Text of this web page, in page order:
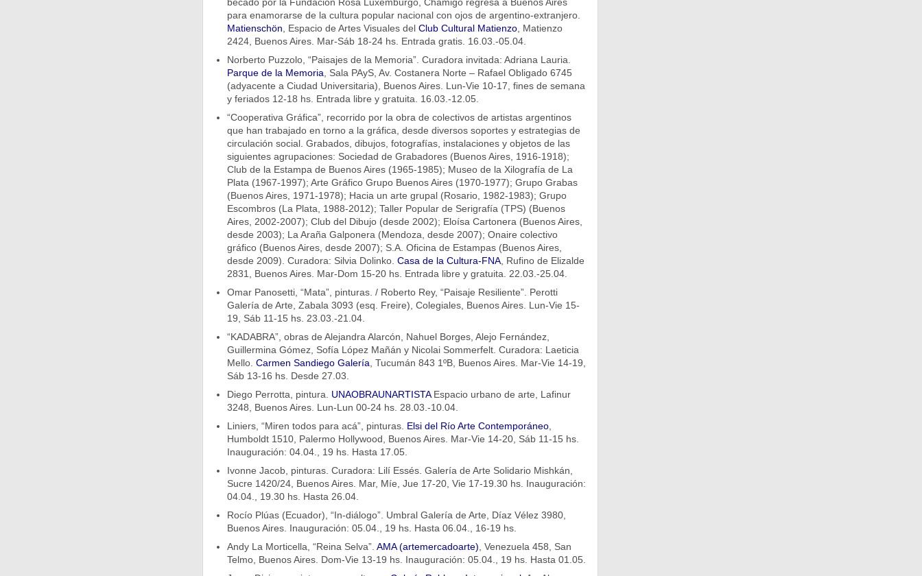
para enamorarse de la cultura popular nacional con ojos de argentino-extranjero.
Matienschön , Espacio de Artes Visuales del Club Cultural Matienzo, Matienzo
2424, Buenos Aires. Mar-Sáb 18-24 hs. Entrada gratis. 16.03.-05.04.
Norberto Puzzolo, “Paisajes de la Memoria”. Curadora invitada: Adriana Lauria.
Parque de la Memoria , Sala PAyS, Av. Costanera Norte – Rafael Obligado 6745
(adyacente a Ciudad Universitaria), Buenos Aires. Lun-Vie 10-17, fines de semana
y feriados 12-18 hs. Entrada libre y gratuita. 16.03.-12.05.
“Cooperativa Gráfica”, recorrido por la obra de colectivos de artistas argentinos
que han trabajado en torno a la gráfica, desde diversos soportes y estrategias de
circulación social. Grabados, dibujos, fotografías, instalaciones y objetos de las
siguientes agrupaciones: Sociedad de Grabadores (Buenos Aires, 1916-1918);
Club de la Estampa de Buenos Aires (1965-1985); Museo de la Xilografía de La
Plata (1967-1997); Arte Gráfico Grupo Buenos Aires (1970-1977); Grupo Grabas
(Buenos Aires, 1971-1978); Hacia un arte grupal (Rosario, 1982-1983); Grupo
Escombros (La Plata, 1988-2012); Taller Popular de Serigrafía (TPS) (Buenos
Aires, 2002-2007); Club del Dibujo (desde 2002); Eloísa Cartonera (Buenos Aires,
desde 2003); La Araña Galponera (Mendoza, desde 2007); Onaire colectivo
gráfico (Buenos Aires, desde 2007); S.A. Oficina de Estampas (Buenos Aires,
desde 2009). Curadora: Silvia Dolinko. Casa de la Cultura-FNA, Rufino de Elizalde
2831, Buenos Aires. Mar-Dom 15-20 hs. Entrada libre y gratuita. 22.03.-25.04.
Omar Panosetti, “Mata”, pinturas. / Roberto Rey, “Paisaje Resiliente”. Perotti
Galería de Arte, Zabala 3093 (esq. Freire), Colegiales, Buenos Aires. Lun-Vie 15-
19, Sáb 11-15 hs. 23.03.-21.04.
“KADABRA”, obras de Alejandra Alarcón, Nahuel Borges, Alejo Fernández,
Guillermina Gómez, Sofía López Mañán y Nicolai Sommerfelt. Curadora: Laeticia
Mello. Carmen Sandiego Galería , Tucumán 843 1ºB, Buenos Aires. Mar-Vie 14-19,
Sáb 13-16 hs. Desde 27.03.
Diego Perrotta, pintura. UNAOBRAUNARTISTAEspacio urbano de arte, Lafinur
3248, Buenos Aires. Lun-Lun 00-24 hs. 28.03.-10.04.
Liniers, “Miren todos para acá”, pinturas. Elsi del Río Arte Contemporáneo,
Humboldt 1510, Palermo Hollywood, Buenos Aires. Mar-Vie 14-20, Sáb 11-15 hs.
Inauguración: 04.04., 19 hs. Hasta 17.05.
Ivonne Jacob, pinturas. Curadora: Lilí Essés. Galería de Arte Solidario Mishkán,
Sucre 1420/24, Buenos Aires. Mar, Míe, Jue 17-20, Vie 17-19.30 hs. Inauguración:
04.04., 19.30 hs. Hasta 26.04.
Rocío Plúas (Ecuador), “In-diálogo”. Umbral Galería de Arte, Díaz Vélez 3980,
Buenos Aires. Inauguración: 05.04., 19 hs. Hasta 06.04., 16-19 hs.
Andy La Morticella, “Reina Selva”. AMA (artemercadoarte) , Venezuela 458, San
Telmo, Buenos Aires. Dom-Vie 13-19 hs. Inauguración: 05.04., 19 hs. Hasta 01.05.